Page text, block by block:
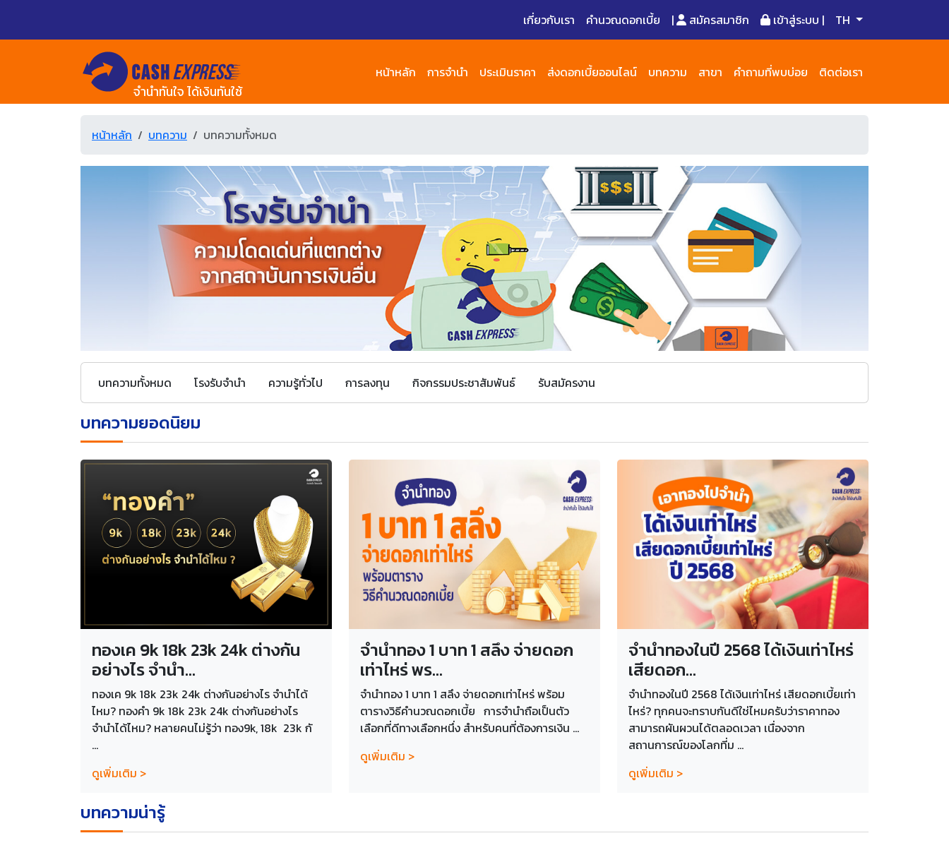
เกี่ยวกับเรา คำนวณดอกเบี้ย | สมัครสมาชิก เข้าสู่ระบบ | TH
จำนำทันใจ ได้เงินทันใช้
หน้าหลัก การจำนำ ประเมินราคา ส่งดอกเบี้ยออนไลน์ บทความ สาขา คำถามที่พบบ่อย ติดต่อเรา
หน้าหลัก บทความ บทความทั้งหมด
บทความทั้งหมด โรงรับจำนำ ความรู้ทั่วไป การลงทุน กิจกรรมประชาสัมพันธ์ รับสมัครงาน
บทความยอดนิยม
ทองเค 9k 18k 23k 24k ต่างกัน
อย่างไร จำนำ...
ทองเค 9k 18k 23k 24k ต่างกันอย่างไร จำนำได้
ไหม? ทองคำ 9k 18k 23k 24k ต่างกันอย่างไร
จำนำได้ไหม? หลายคนไม่รู้ว่า ทอง9k, 18k 23k กั
...
ดูเพิ่มเติม >
จำนำทอง 1 บาท 1 สลึง จ่ายดอก
เท่าไหร่ พร...
จำนำทอง 1 บาท 1 สลึง จ่ายดอกเท่าไหร่ พร้อม
ตารางวิธีคำนวณดอกเบี้ย การจำนำถือเป็นตัว
เลือกที่ดีทางเลือกหนึ่ง สำหรับคนที่ต้องการเงิน ...
ดูเพิ่มเติม >
จำนำทองในปี 2568 ได้เงินเท่าไหร่
เสียดอก...
จำนำทองในปี 2568 ได้เงินเท่าไหร่ เสียดอกเบี้ยเท่า
ไหร่? ทุกคนจะทราบกันดีใช่ไหมครับว่าราคาทอง
สามารถผันผวนได้ตลอดเวลา เนื่องจาก
สถานการณ์ของโลกที่ม ...
ดูเพิ่มเติม >
บทความน่ารู้